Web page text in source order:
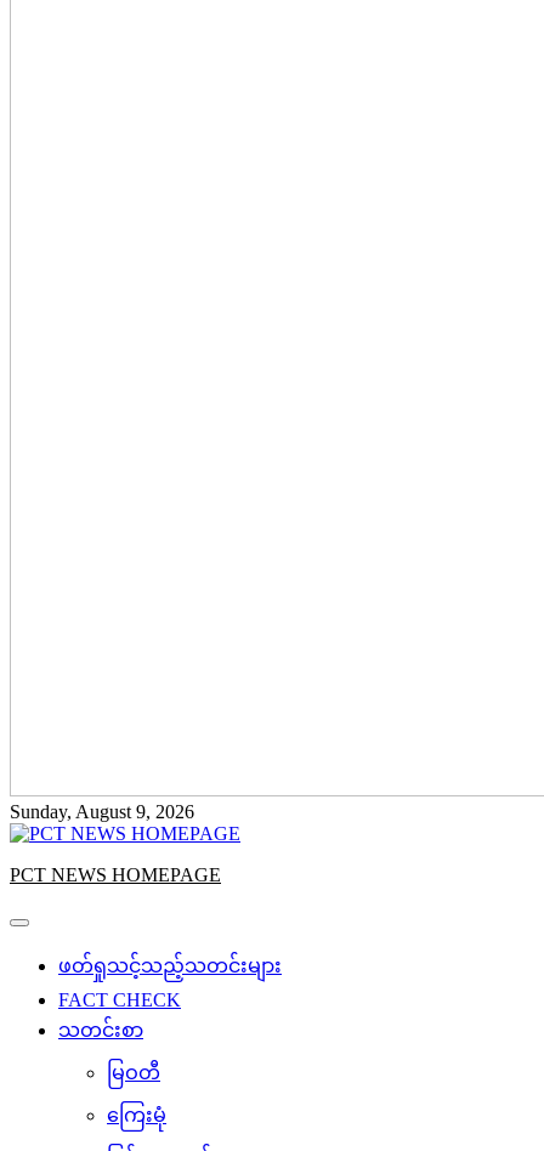
Sunday, August 9, 2026
PCT NEWS HOMEPAGE
ဖတ်ရှုသင့်သည့်သတင်းများ
FACT CHECK
သတင်းစာ
မြဝတီ
ကြေးမုံ